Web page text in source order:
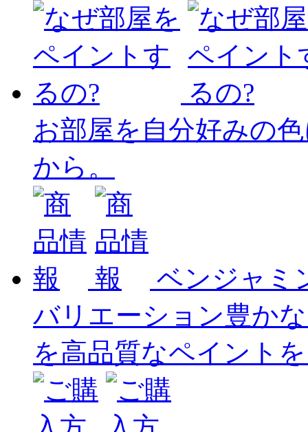
お部屋を自分好みの
から。
ベンジャミ
バリエーション豊か
を高品質なペイント